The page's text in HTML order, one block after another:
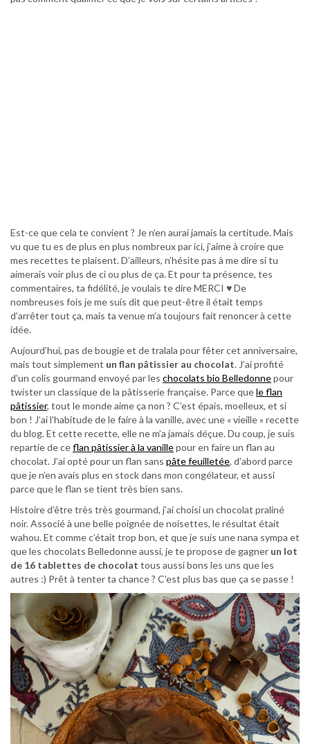
Est-ce que cela te convient ? Je n’en aurai jamais la certitude. Mais
vu que tu es de plus en plus nombreux par ici, j’aime à croire que
mes recettes te plaisent. D’ailleurs, n’hésite pas à me dire si tu
aimerais voir plus de ci ou plus de ça. Et pour ta présence, tes
commentaires, ta fidélité, je voulais te dire MERCI ♥ De
nombreuses fois je me suis dit que peut-être il était temps
d’arrêter tout ça, mais ta venue m’a toujours fait renoncer à cette
idée.
Aujourd’hui, pas de bougie et de tralala pour fêter cet anniversaire,
mais tout simplement un flan pâtissier au chocolat. J’ai profité
d’un colis gourmand envoyé par les chocolats bio Belledonnepour
twister un classique de la pâtisserie française. Parce quele flan
pâtissier, tout le monde aime ça non ? C’est épais, moelleux, et si
bon ! J’ai l’habitude de le faire à la vanille, avec une « vieille » recette
du blog. Et cette recette, elle ne m’a jamais déçue. Du coup, je suis
repartie de ceflan pâtissier à la vanillepour en faire un flan au
chocolat. J’ai opté pour un flan sans pâte feuilletée, d’abord parce
que je n’en avais plus en stock dans mon congélateur, et aussi
parce que le flan se tient très bien sans.
Histoire d’être très très gourmand, j’ai choisi un chocolat praliné
noir. Associé à une belle poignée de noisettes, le résultat était
wahou. Et comme c’était trop bon, et que je suis une nana sympa et
que les chocolats Belledonne aussi, je te propose de gagner un lot
de 16 tablettes de chocolat tous aussi bons les uns que les
autres :) Prêt à tenter ta chance ? C’est plus bas que ça se passe !